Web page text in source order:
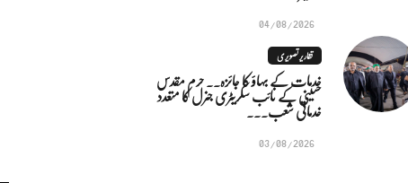
04/08/2026
تقاریر تصویری
خدمات کے بہاؤ کا جائزہ.. حرم مقدس
حسینی کے نائب سکریٹری جنرل کا متعدد
خدماتی شعب...
03/08/2026